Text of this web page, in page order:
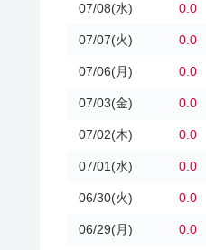
07/08(水) 0.0
07/07(火) 0.0
07/06(月) 0.0
07/03(金) 0.0
07/02(木) 0.0
07/01(水) 0.0
06/30(火) 0.0
06/29(月) 0.0